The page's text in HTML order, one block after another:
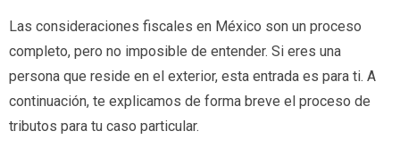
Las consideraciones fiscales en México son un proceso
completo, pero no imposible de entender. Si eres una
persona que reside en el exterior, esta entrada es para ti. A
continuación, te explicamos de forma breve el proceso de
tributos para tu caso particular.